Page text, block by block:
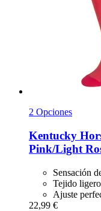
2 Opciones
Kentucky
Pink/Light
Sensación
Tejido
Ajuste
22,99 €